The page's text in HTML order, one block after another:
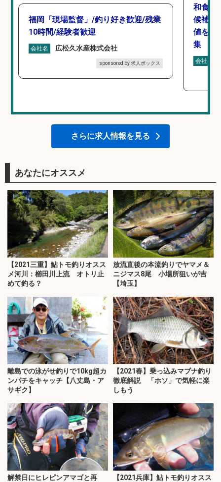
福岡「現場監督」/釣り好き歓迎/残業
10時間/経験者歓迎
会社名 広松久水産株式会社
sponsored by 求人ボックス
和食,
候補/
値を上
集
会社名
さらに求人情報を見る
あなたにオススメ
【2021三重】鮎トモ釣りオスス
メ河川：櫛田川上流 オトリ止
めて釣る？
放流直後の本流釣りでヤマメ＆
ニジマス8尾 小場所狙いが吉
【埼玉】
離島での泳がせ釣りで10kg超カ
ンパチをキャッチ【八丈島・ア
サギク】
【2021春】乗っ込みマブナ釣り
徹底解説 「ホソ」で気軽に楽
しもう
解禁日にヒレピンアマゴと再
【2021兵庫】鮎トモ釣りオスス